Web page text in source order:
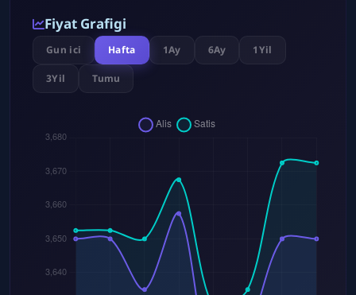
Fiyat Grafigi
Gun ici Hafta 1Ay 6Ay 1Yil
3Yil Tumu